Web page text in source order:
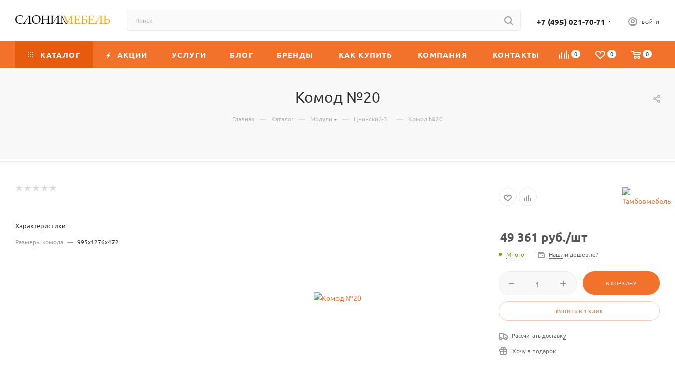
+7 (495) 021-70-71 ВОЙТИ
0 0 0
КАТАЛОГ АКЦИИ УСЛУГИ БЛОГ БРЕНДЫ КАК КУПИТЬ КОМПАНИЯ КОНТАКТЫ
Комод №20
Главная — Каталог — Модули — Цнинский-3 — Комод №20
Характеристики
Размеры комода — 995х1276х472 49 361 руб./шт
Много Нашли дешевле?
В КОРЗИНУ
КУПИТЬ В 1 КЛИК
Рассчитать доставку
Хочу в подарок